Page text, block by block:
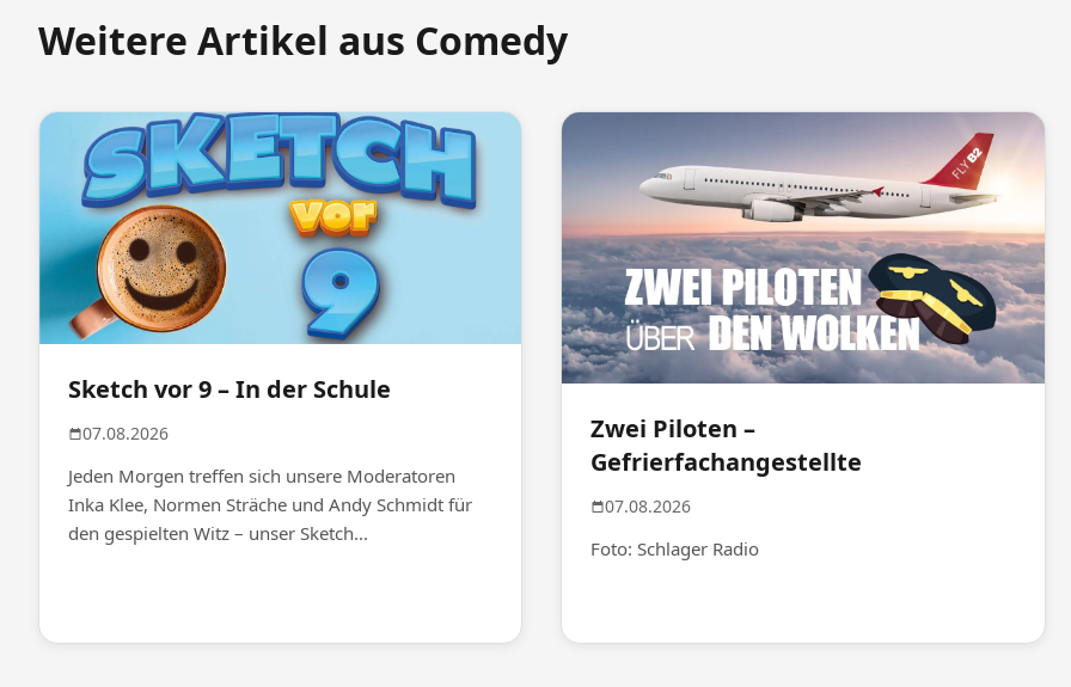
Weitere Artikel aus Comedy
Sketch vor 9 – In der Schule
07.08.2026
Jeden Morgen treffen sich unsere Moderatoren
Inka Klee, Normen Sträche und Andy Schmidt für
den gespielten Witz – unser Sketch...
Zwei Piloten –
Gefrierfachangestellte
07.08.2026
Foto: Schlager Radio